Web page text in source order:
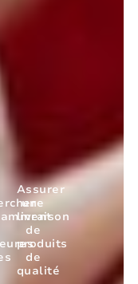
Assurer
une
livraison
de
produits
de
qualité